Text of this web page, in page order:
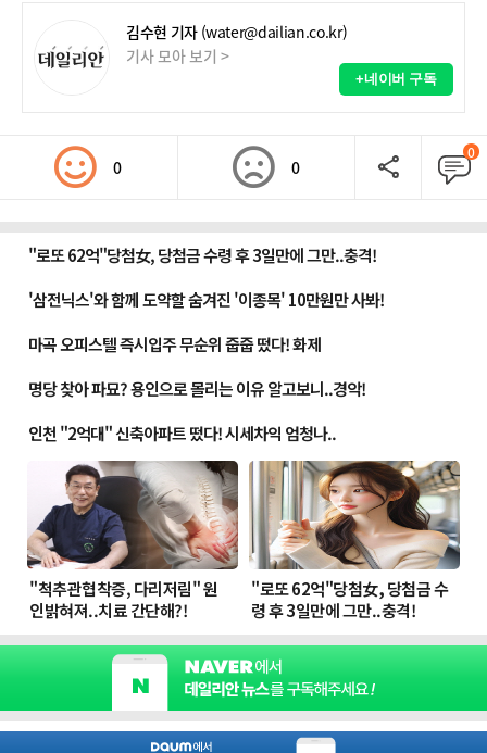
김수현 기자 (water@dailian.co.kr)
기사 모아 보기 >
+네이버 구독
0 0
0